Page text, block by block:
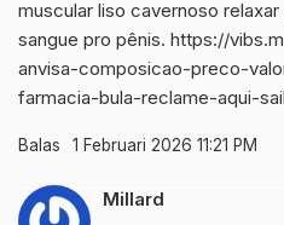
muscular liso cavernoso
sangue pro pênis. https://
anvisa-composicao-preco-
farmacia-bula-reclame-aqui-
Balas 1 Februari 2026 11:21 PM
Millard